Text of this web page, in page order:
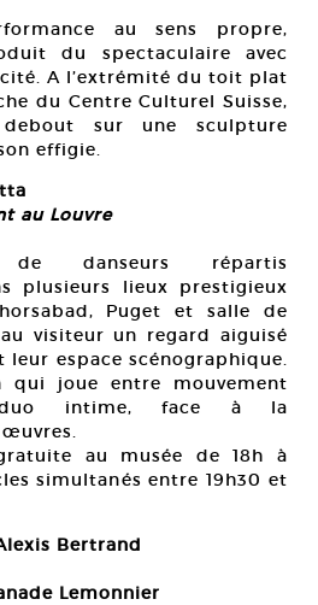
au sens propre,
du spectaculaire avec
A l’extrémité du toit plat
du Centre Culturel Suisse,
sur une sculpture
effigie.
au Louvre
danseurs répartis
plusieurs lieux prestigieux
Puget et salle de
visiteur un regard aiguisé
espace scénographique.
joue entre mouvement
duo intime, face à la
au musée de 18h à
simultanés entre 19h30 et
Bertrand
Lemonnier